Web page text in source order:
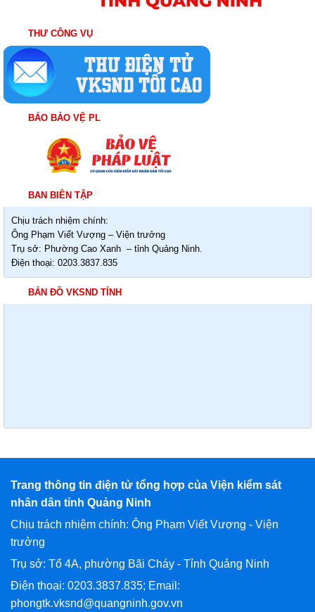
THƯ CÔNG VỤ
BÁO BẢO VỆ PL
BAN BIÊN TẬP
Chịu trách nhiệm chính:
Ông Phạm Viết Vượng – Viện trưởng
Trụ sở: Phường Cao Xanh – tỉnh Quảng Ninh.
Điện thoại: 0203.3837.835
BẢN ĐỒ VKSND TỈNH
Trang thông tin điện tử tổng hợp của Viện kiểm sát
nhân dân tỉnh Quảng Ninh
Chịu trách nhiệm chính: Ông Phạm Viết Vượng - Viện
trưởng
Trụ sở: Tổ 4A, phường Bãi Cháy - Tỉnh Quảng Ninh
Điện thoại: 0203.3837.835; Email:
phongtk.vksnd@quangninh.gov.vn